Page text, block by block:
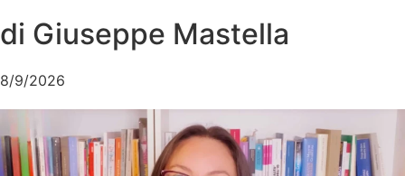
di Giuseppe Mastella
8/9/2026